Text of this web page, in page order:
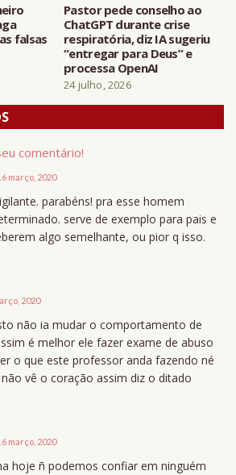
falsas
Pastor pede conselho ao
ChatGPT durante crise
respiratória, diz IA sugeriu
“entregar para Deus” e
processa OpenAI
24 julho, 2026
comentário!
março, 2020
parabéns! pra esse homem
serve de exemplo para pais e
algo semelhante, ou pior q isso.
2020
não ia mudar o comportamento de
é melhor ele fazer exame de abuso
o que este professor anda fazendo né
vê o coração assim diz o ditado
março, 2020
hoje ñ podemos confiar em ninguém